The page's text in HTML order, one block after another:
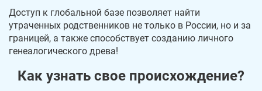
Доступ к глобальной базе позволяет найти
утраченных родственников не только в России, но и за
границей, а также способствует созданию личного
генеалогического древа!
Как узнать свое происхождение?